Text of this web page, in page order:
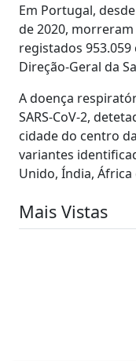
Em Portugal,
de 2020,
registados
Direção-Geral da
A doença
SARS-CoV-2,
cidade do centro
variantes
Unido, Índia, África
Mais Vistas